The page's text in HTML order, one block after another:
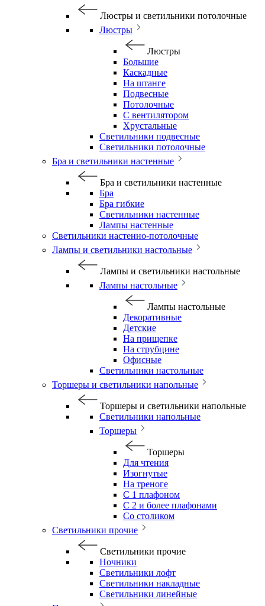
Люстры и светильники потолочные
Люстры
Люстры
Большие
Каскадные
На штанге
Подвесные
Потолочные
С вентилятором
Хрустальные
Светильники подвесные
Светильники потолочные
Бра и светильники настенные
Бра и светильники настенные
Бра
Бра гибкие
Светильники настенные
Лампы настенные
Светильники настенно-потолочные
Лампы и светильники настольные
Лампы и светильники настольные
Лампы настольные
Лампы настольные
Декоративные
Детские
На прищепке
На струбцине
Офисные
Светильники настольные
Торшеры и светильники напольные
Торшеры и светильники напольные
Светильники напольные
Торшеры
Торшеры
Для чтения
Изогнутые
На треноге
С 1 плафоном
С 2 и более плафонами
Со столиком
Светильники прочие
Светильники прочие
Ночники
Светильники лофт
Светильники накладные
Светильники линейные